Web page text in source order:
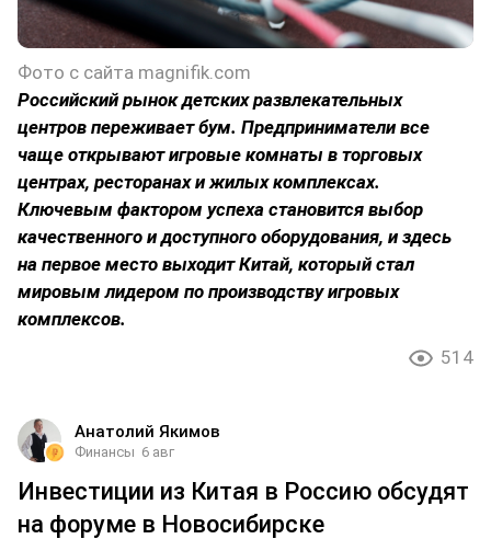
Фото с сайта magnifik.com
Российский рынок детских развлекательных
центров переживает бум. Предприниматели все
чаще открывают игровые комнаты в торговых
центрах, ресторанах и жилых комплексах.
Ключевым фактором успеха становится выбор
качественного и доступного оборудования, и здесь
на первое место выходит Китай, который стал
мировым лидером по производству игровых
комплексов.
514
Анатолий Якимов
Финансы 6 авг
Инвестиции из Китая в Россию обсудят
на форуме в Новосибирске